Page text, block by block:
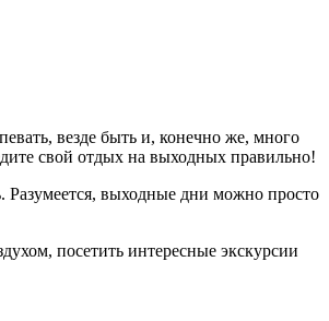
везде быть и, конечно же, много
свой отдых на выходных правильно!
Разумеется, выходные дни можно просто
посетить интересные экскурсии